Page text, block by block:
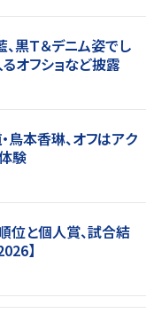
、黒Ｔ＆デニム姿でし
オフショなど披露
鳥本香琳、オフはアク
験
と個人賞、試合結
】